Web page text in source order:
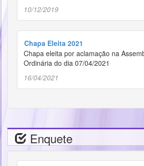
10/12/2019
Chapa Eleita 2021
Chapa eleita por aclamação na
Ordinária do dia 07/04/2021
16/04/2021
Enquete